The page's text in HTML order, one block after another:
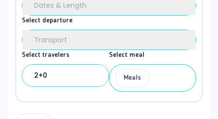
Dates & Length
Select departure
Transport
Select travelers
2+0
Select meal
Meals